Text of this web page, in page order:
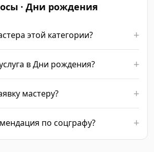
· Дни рождения
этой категории?
в Дни рождения?
мастеру?
по соцграфу?